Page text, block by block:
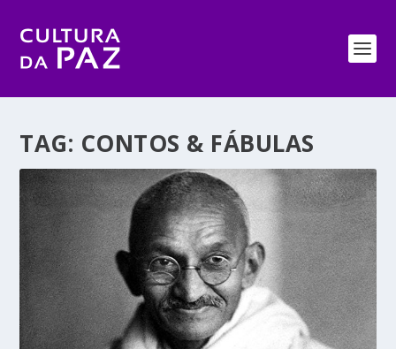
TAG: CONTOS & FÁBULAS